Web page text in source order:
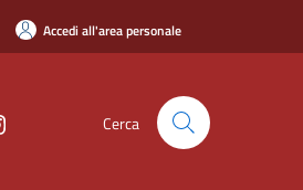
Accedi all'area personale
Cerca